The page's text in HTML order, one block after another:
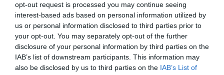
opt-out request is processed you may continue seeing
interest-based ads based on personal information utilized by
us or personal information disclosed to third parties prior to
your opt-out. You may separately opt-out of the further
disclosure of your personal information by third parties on the
IAB’s list of downstream participants. This information may
also be disclosed by us to third parties on the IAB’s List of
06.03.2025 | 12:46
Άφαντη η 21η Μηχανοποιημένη Ταξιαρχία
των Ουκρανών: Αναφορές για τεράστια
εξολόθρευση στο Νικολάγιεβο-Νταρίνο!
Το συγκεκριμένο τμήμα του ουκρανικού στρατού
συστάθηκε προσφάτως και συγκεκριμένα στις 21